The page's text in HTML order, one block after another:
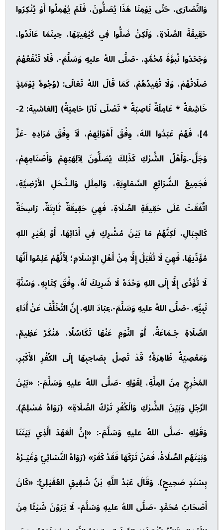
وَالنَّصَارَى، حَتَّى يَوْمِنَا هَذَا يُصَلُّونَ، فَلَمْ يُهْمِلُوا أَوْ يُنْكِرُوا
حَقِيقَةَ الصَّلَاةِ، وَلَكِنْ ضَلُّوا فِي كَيْفِيتِهَا، حِينَمَا عَانَدُوا،
وَجَحَدُوا نُبوَّةَ مُحُمَّدٍ، -صَلَّى اللهُ عليهِ وَسَلَّمَ-، فَلَا تَنْفَعُهُمْ
صَلَاتُهُمْ، وَلَا تُفِيدُهُمْ، كَمَا قَالَ اللهُ تَعَالَى: (وُجُوهٌ يَوْمَئِذٍ
خَاشِعَةٌ * عَامِلَةٌ نَاصِبَةٌ * تَصْلَى نَارًا حَامِيَةً) [الغاشية: 2-
4]، فَهُمْ عَبَدُوا اللهَ، وِفْقَ أَهْوَائِهِمْ، لَاَ وِفْقَ مُرَادِهِ -عَزَّ
وَجَلَّ-.وَأَهْلُ الشِّرْكِ كَذَلِكَ يُصَلُّونَ لِآلِهَتِهِمْ وَأَصْنَامِهِمْ،
فَجَمِيعُ الشَّرَائِعِ السَّمَاوِيَةِ، وَالمِلَلِ وَالـنِّـحَلِ الأَرْضِيَّةِ،
اتَّفَقَتْ عَلَى حَقِيقَةِ الصَّلَاةِ، فَهِيَ حَقِيقَةٌ ثَابِتَةٌ، رَاسِخَةٌ
كَالجِبَالِ، لَكِنَّهُمْ مَا بَيْنَ مُشْرِكٍ فِي أَدَائِهَا، أَوْ لِغَيْرِ اللهِ
مُؤَدِّيهَا، فَهِيَ لَا تُقْبَلُ إِلَّا مِنْ أَهْلِ الإِسْلَامِ؛ لِأَنَّهُمْ عَلِمُوا أَنَّهَا
لَا تُؤَدَّى إِلَّا إِلَى اللهِ وَحْدَهُ لَا شَرِيكَ لَهُ، وِفْقَ كِتَابِهِ، وَسُنَّةِ
نَبِيِّهِ، -صَلَّى اللهُ عليهِ وَسَلَّمَ-.عِبَادَ اللهِ، إِنَّ التَّخَلُّفَ عَنْ أَدَاءِ
الصَّلَاةِ جَـمَاعَةً، أَوْ النَّوْمِ عَنْهَا تَكَاسُلًا، مُنْكَرٌ عَظِيمٌ،
وَمَعْصِيَةٌ ظَاهِرَةٌ؛ قَدْ تَصِلُ بِصَاحِبِهَا إِلَى الكُفْرِ الأَكْبَرِ،
المُخْرِجِ مِنَ المِلَّةِ، لِقَوْلِهِ -صَلَّى اللهُ عليهِ وَسَلَّمَ-: «بَيْنَ
الرَّجُلِ وَبَيْنَ الشِّرْكِ وَالْكُفْرِ تَرْكُ الصَّلَاةِ» (رَوَاهُ مُسْلِمٌ).
وَقَوْلِهِ -صَلَّى اللهُ عليهِ وَسَلَّمَ-: «إِنَّ الْعَهْدَ الَّذِي بَيْنَنَا
وَبَيْنَهُمِ الصَّلَاةُ، فَمَنْ تَرَكَهَا فَقَدْ كَفَرَ» (رَوَاهُ النَّسَائِيُ وَغَيْـرُهُ
بِسَنَدٍ صَحِيحٍ). وَقَالَ عَبْدُ اللَّهِ بْنُ شَقِيقٍ العُقَيْلِيُّ: «كَانَ
أَصْحَابُ مُحَمَّدٍ -صَلَّى اللهُ عليهِ وَسَلَّمَ- لَا يَرَوْنَ شَيْئًا مِنَ